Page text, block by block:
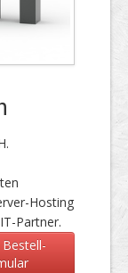
Hosting
Partner.